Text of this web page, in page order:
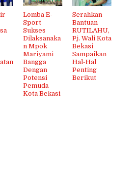
Lomba E-
Sport
Sukses
Dilaksanaka
n Mpok
Mariyami
Bangga
Dengan
Potensi
Pemuda
Kota Bekasi
Serahkan
Bantuan
RUTILAHU,
Pj. Wali Kota
Bekasi
Sampaikan
Hal-Hal
Penting
Berikut